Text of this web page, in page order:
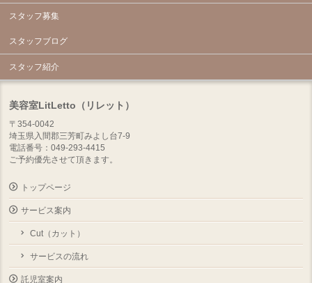
スタッフ募集
スタッフブログ
スタッフ紹介
美容室LitLetto（リレット）
〒354-0042
埼玉県入間郡三芳町みよし台7-9
電話番号：049-293-4415
ご予約優先させて頂きます。
トップページ
サービス案内
Cut（カット）
サービスの流れ
託児室案内